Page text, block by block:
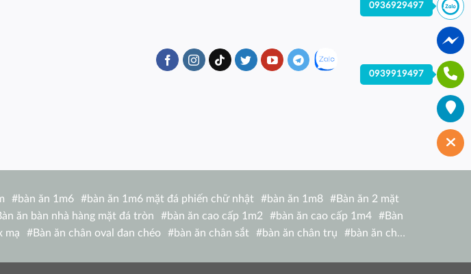
#bàn ăn 1m6 #bàn ăn 1m6 mặt đá phiến chữ nhật #bàn ăn 1m8 #Bàn ăn 2 mặt
ăn bàn nhà hàng mặt đá tròn #bàn ăn cao cấp 1m2 #bàn ăn cao cấp 1m4 #Bàn
mạ #Bàn ăn chân oval đan chéo #bàn ăn chân sắt #bàn ăn chân trụ #bàn ăn chữ
0936929497
0939919497